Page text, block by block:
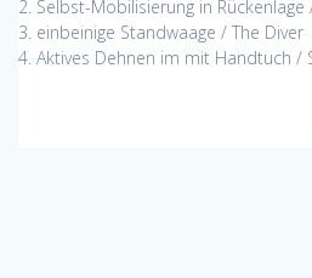
Selbst-Mobilisierung in
einbeinige Standwaage / The Diver
Aktives Dehnen im mit Handtuch /